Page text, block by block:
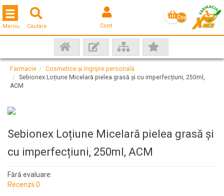
Cautare Cont
Coş
Toggle navigation
Meniu
Farmacie
Cosmetice și îngrijire personală
Sebionex Loțiune Micelară pielea grasă și cu imperfecțiuni, 250ml,
ACM
Sebionex Loțiune Micelară pielea grasă și
cu imperfecțiuni, 250ml, ACM
Fără evaluare:
Recenzii 0